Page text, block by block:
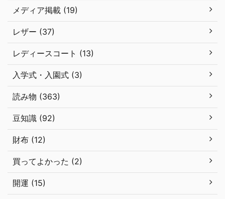
メディア掲載 (19)
レザー (37)
レディースコート (13)
入学式・入園式 (3)
読み物 (363)
豆知識 (92)
財布 (12)
買ってよかった (2)
開運 (15)